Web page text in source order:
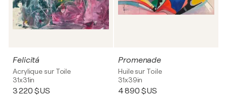
Felicitá
Acrylique sur Toile
31x31in
3 220 $US
Promenade
Huile sur Toile
31x39in
4 890 $US